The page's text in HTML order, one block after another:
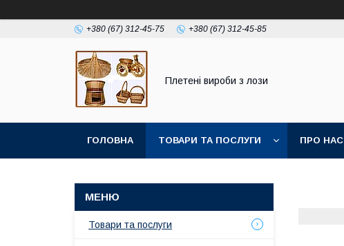
+380 (67) 312-45-75 +380 (67) 312-45-85
Плетені вироби з лози
ГОЛОВНА ТОВАРИ ТА ПОСЛУГИ ПРО НАС
Товари та послуги